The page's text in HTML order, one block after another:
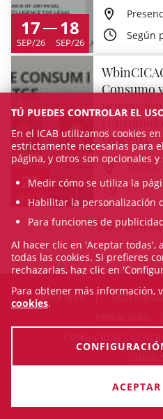
17
SEP/26
18
SEP/26
Según
29
SEP/26
Consumo
protección
vivienda"
ZOOM
17 h
VER TODA
MAPA WEB
© Sun Aug 09 16:32:54
TÚ PUEDES CONTROLAR EL
En el ICAB utilizamos cookies
estrictamente necesarias para
página, y otros son opcionales
Medir cómo se utiliza la
Habilitar la personalización
Para funciones de
Al hacer clic en 'Aceptar todas',
todas las cookies. Si prefieres
rechazarlas, haz clic en
Para obtener más información,
cookies.